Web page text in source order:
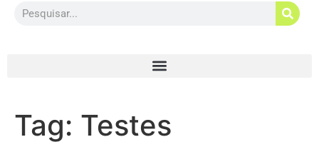
Tag: Testes